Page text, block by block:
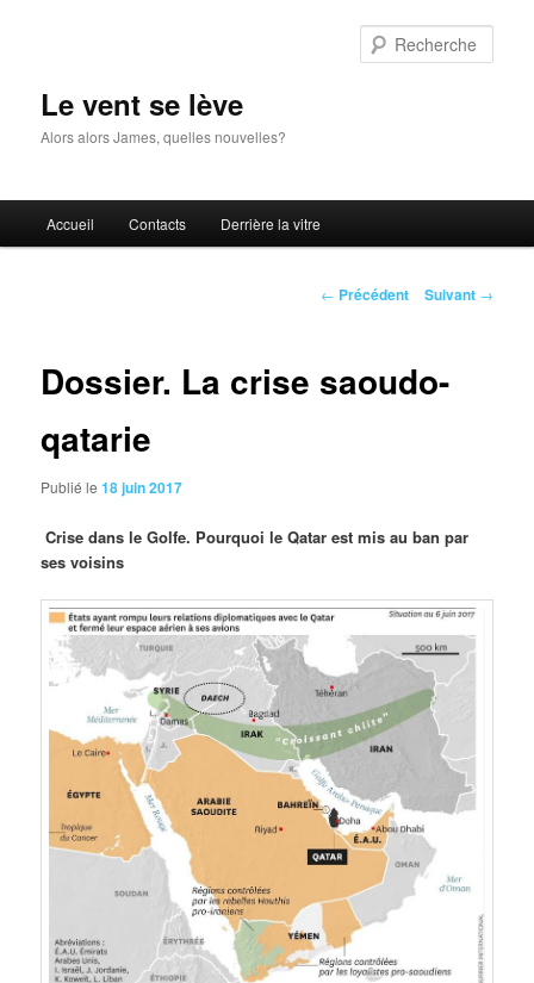
Le vent se lève
Alors alors James, quelles nouvelles?
principal
Accueil Contacts Derrière la vitre
Navigation
← Précédent Suivant →
Dossier. La crise saoudo-
qatarie
Publié le18 juin 2017
Crisedans le Golfe. Pourquoi le Qatar est mis au ban par
ses voisins